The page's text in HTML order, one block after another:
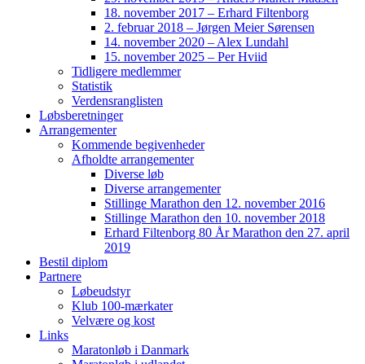
18. november 2017 – Erhard Filtenborg
2. februar 2018 – Jørgen Meier Sørensen
14. november 2020 – Alex Lundahl
15. november 2025 – Per Hviid
Tidligere medlemmer
Statistik
Verdensranglisten
Løbsberetninger
Arrangementer
Kommende begivenheder
Afholdte arrangementer
Diverse løb
Diverse arrangementer
Stillinge Marathon den 12. november 2016
Stillinge Marathon den 10. november 2018
Erhard Filtenborg 80 År Marathon den 27. april
2019
Bestil diplom
Partnere
Løbeudstyr
Klub 100-mærkater
Velvære og kost
Links
Maratonløb i Danmark